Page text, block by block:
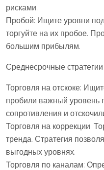
рисками.
Пробой: Ищите уровни
торгуйте на их пробое.
большим прибылям.
Среднесрочные
Торговля на отскоке:
пробили важный уровень
сопротивления и
Торговля на коррекции:
тренда. Стратегия
выгодных уровнях.
Торговля по каналам: